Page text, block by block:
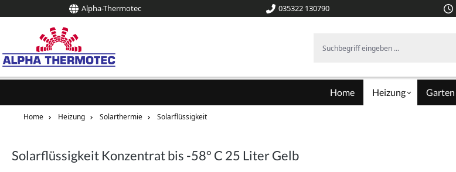
Zur Hauptnavigation springen
Alpha-Thermotec 035322 130790
Home Heizung Garten
Home Heizung Solarthermie Solarflüssigkeit
Solarflüssigkeit Konzentrat bis -58° C 25 Liter Gelb